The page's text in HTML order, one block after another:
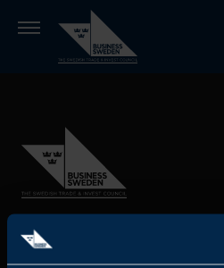
Business Sweden arbetar på